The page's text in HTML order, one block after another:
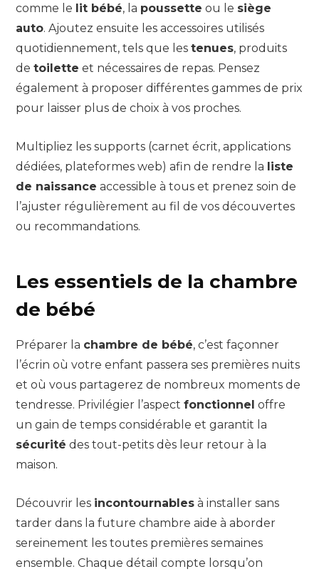
comme le lit bébé, la poussette ou le siège
auto. Ajoutez ensuite les accessoires utilisés
quotidiennement, tels que les tenues, produits
de toilette et nécessaires de repas. Pensez
également à proposer différentes gammes de prix
pour laisser plus de choix à vos proches.
Multipliez les supports (carnet écrit, applications
dédiées, plateformes web) afin de rendre la liste
de naissance accessible à tous et prenez soin de
l’ajuster régulièrement au fil de vos découvertes
ou recommandations.
Les essentiels de la chambre
de bébé
Préparer la chambre de bébé, c’est façonner
l’écrin où votre enfant passera ses premières nuits
et où vous partagerez de nombreux moments de
tendresse. Privilégier l’aspect fonctionnel offre
un gain de temps considérable et garantit la
sécurité des tout-petits dès leur retour à la
maison.
Découvrir les incontournables à installer sans
tarder dans la future chambre aide à aborder
sereinement les toutes premières semaines
ensemble. Chaque détail compte lorsqu’on